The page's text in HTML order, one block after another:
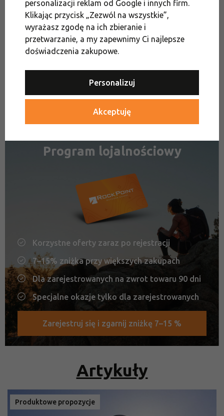
Program lojalnościowy
Korzystne oferty zaraz po rejestracji
7–15% zniżka przy większych zakupach
Dla zarejestrowanych na zwrot towaru 90 dni
Specjalne okazje tylko dla zarejestrowanych
Zarejestruj się i zgarnij zniżkę 7–15 %
Artykuły
Produktowe propozycje
personalizacji reklam od Google i innych firm.
Klikając przycisk „Zezwól na wszystkie”,
wyrażasz zgodę na ich zbieranie i
przetwarzanie, a my zapewnimy Ci najlepsze
doświadczenia zakupowe.
Personalizuj
Akceptuję